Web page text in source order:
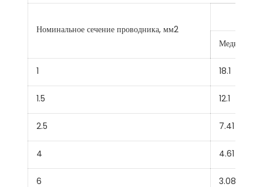
Номинальное сечение проводника, мм2
Медь
1 18.1
1.5 12.1
2.5 7.41
4 4.61
6 3.08